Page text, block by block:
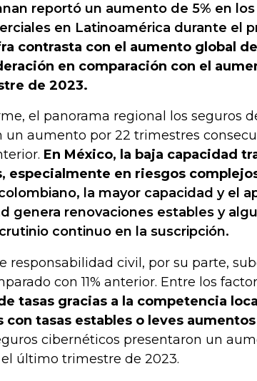
reportó un aumento de 5% en
en Latinoamérica durante el
contrasta con el aumento global
en comparación con el
de 2023.
el panorama regional los seguros
aumento por 22 trimestres
En México, la baja capacidad
especialmente en riesgos
la mayor capacidad y el
genera renovaciones estables y
continuo en la suscripción.
responsabilidad civil, por su parte,
con 11% anterior. Entre los
tasas gracias a la competencia
con tasas estables o leves
cibernéticos presentaron un
último trimestre de 2023.